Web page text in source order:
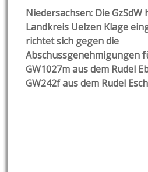
Niedersachsen: Die
Landkreis Uelzen Klage
richtet sich gegen die
Abschussgenehmigungen
GW1027m aus dem Rudel
GW242f aus dem Rudel